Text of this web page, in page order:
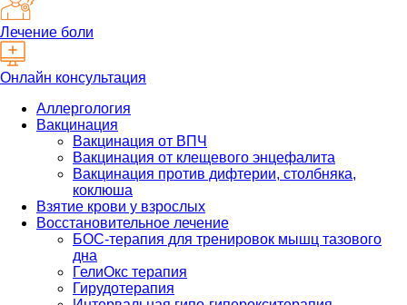
Лечение боли
Онлайн консультация
Аллергология
Вакцинация
Вакцинация от ВПЧ
Вакцинация от клещевого энцефалита
Вакцинация против дифтерии, столбняка,
коклюша
Взятие крови у взрослых
Восстановительное лечение
БОС-терапия для тренировок мышц тазового
дна
ГелиОкс терапия
Гирудотерапия